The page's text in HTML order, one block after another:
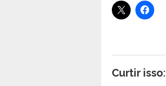
Curtir isso: